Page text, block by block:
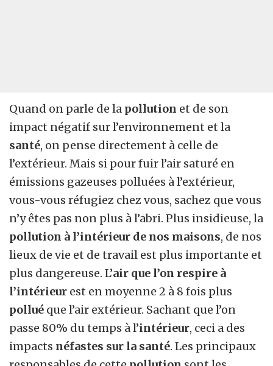
Quand on parle de la pollution et de son
impact négatif sur l’environnement et la
santé, on pense directement à celle de
l’extérieur. Mais si pour fuir l’air saturé en
émissions gazeuses polluées à l’extérieur,
vous-vous réfugiez chez vous, sachez que vous
n’y êtes pas non plus à l’abri. Plus insidieuse, la
pollution à l’intérieur de nos maisons, de nos
lieux de vie et de travail est plus importante et
plus dangereuse. L’air que l’on respire à
l’intérieur est en moyenne 2 à 8 fois plus
pollué que l’air extérieur. Sachant que l’on
passe 80% du temps à l’intérieur, ceci a des
impacts néfastes sur la santé. Les principaux